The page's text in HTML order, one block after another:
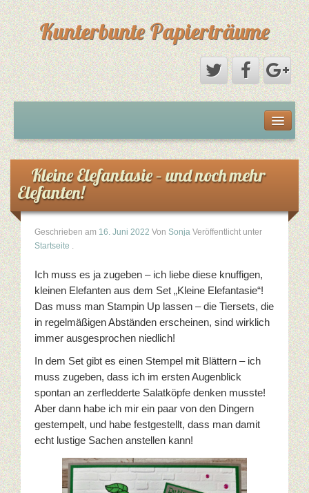
Kunterbunte Papierträume
Über mich
Stampin Up von A-Z
Farben
Stanzschablonen
Prägefolder
Stempel
Gastgeberinnen-Sets
Hintergrundstempel
Sale-A-Bration 2011
Kleine Elefantasie – und noch mehr
Elefanten!
Geschrieben am 16. Juni 2022 Von Sonja Veröffentlicht unter
Startseite .
Ich muss es ja zugeben – ich liebe diese knuffigen,
kleinen Elefanten aus dem Set „Kleine Elefantasie“!
Das muss man Stampin Up lassen – die Tiersets, die
in regelmäßigen Abständen erscheinen, sind wirklich
immer ausgesprochen niedlich!
In dem Set gibt es einen Stempel mit Blättern – ich
muss zugeben, dass ich im ersten Augenblick
spontan an zerfledderte Salatköpfe denken musste!
Aber dann habe ich mir ein paar von den Dingern
gestempelt, und habe festgestellt, dass man damit
echt lustige Sachen anstellen kann!